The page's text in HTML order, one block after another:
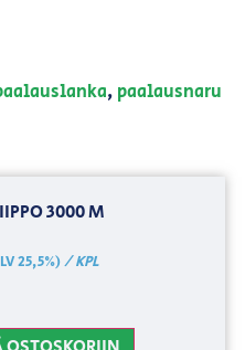
, paalausnaru
3000 M
25,5%)/ KPL